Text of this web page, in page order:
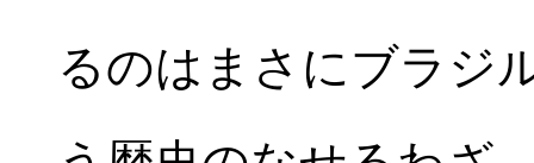
るのはまさにブラジ